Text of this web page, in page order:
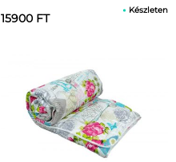
15900 FT
Készleten